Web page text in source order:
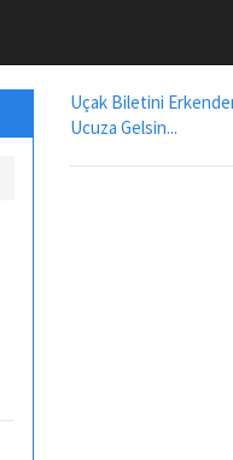
Uçak Biletini
Ucuza Gelsin...